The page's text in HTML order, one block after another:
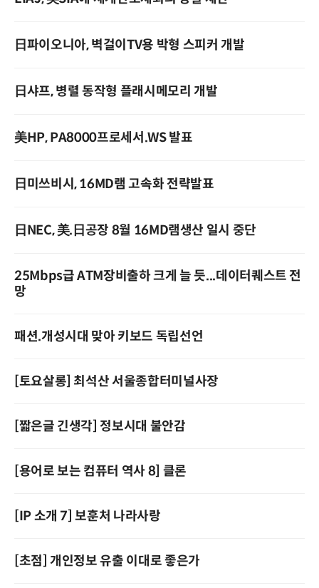
日파이오니아, 벽걸이TV용 박형 스피커 개발
日샤프, 병렬 동작형 플래시메모리 개발
美HP, PA8000프로세서.WS 발표
日미쓰비시, 16MD램 고속화 전략발표
日NEC, 美.日공장 8월 16MD램생산 일시 중단
25Mbps급 ATM장비출하 크게 늘 듯...데이터퀘스트 전
망
패션.개성시대 맞아 키보드 독립선언
[토요살롱] 최석산 서울종합터미널사장
[짧은글 긴생각] 정보시대 불안감
[용어로 보는 컴퓨터 역사 8] 클론
[IP 소개 7] 보훈처 나라사랑
[초점] 개인정보 유출 이대로 좋은가